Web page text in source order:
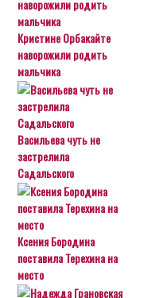
Кристине Орбакайте
наворожили родить
мальчика
Васильева чуть не
застрелила
Садальского
Ксения Бородина
поставила Терехина на
место